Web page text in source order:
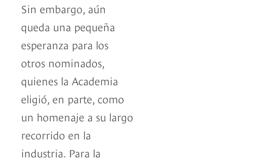
Sin embargo, aún
queda una pequeña
esperanza para los
otros nominados,
quienes la Academia
eligió, en parte, como
un homenaje a su largo
recorrido en la
industria. Para la